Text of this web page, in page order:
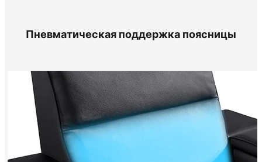
Пневматическая поддержка поясницы